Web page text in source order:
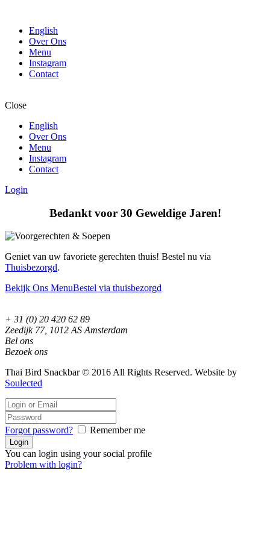
English
Over Ons
Menu
Instagram
Contact
Close
English
Over Ons
Menu
Instagram
Contact
Login
Bedankt voor 30 Geweldige Jaren!
Geniet van uw favoriete gerechten thuis! Bestel nu via
Thuisbezorgd.
Bekijk Ons MenuBestel via thuisbezorgd
+ 31 (0) 20 420 62 89
Zeedijk 77, 1012 AS Amsterdam
Bel ons
Bezoek ons
Thai Bird Snackbar © 2016 All Rights Reserved. Website by
Soulected
Forgot password? Remember me
You can login using your social profile
Problem with login?